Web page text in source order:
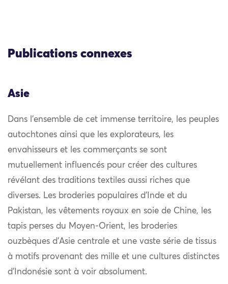
Publications connexes
Asie
Dans l’ensemble de cet immense territoire, les peuples
autochtones ainsi que les explorateurs, les
envahisseurs et les commerçants se sont
mutuellement influencés pour créer des cultures
révélant des traditions textiles aussi riches que
diverses. Les broderies populaires d’Inde et du
Pakistan, les vêtements royaux en soie de Chine, les
tapis perses du Moyen-Orient, les broderies
ouzbèques d’Asie centrale et une vaste série de tissus
à motifs provenant des mille et une cultures distinctes
d’Indonésie sont à voir absolument.